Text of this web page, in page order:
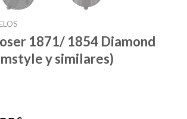
1871/ 1854 Diamond
y similares)